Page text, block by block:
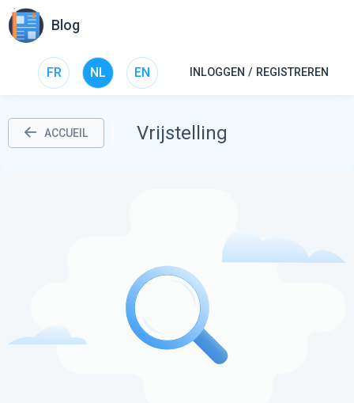
Blog
FR NL EN INLOGGEN / REGISTREREN
ACCUEIL Vrijstelling